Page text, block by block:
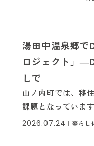
湯田中温泉郷で
ロジェクト」
しで
山ノ内町では、移
課題となっていま
2026.07.24 ｜ 暮らし